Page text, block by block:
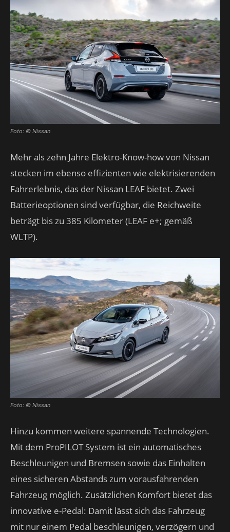
Foto: © Nissan
Mehr als zehn Jahre Elektro-Know-how von Nissan
stecken im ebenso effizienten wie elektrisierenden
Fahrerlebnis, das der Nissan LEAF bietet. Zwei
Batterieoptionen sind verfügbar, die Reichweite
beträgt bis zu 385 Kilometer (LEAF e+; gemäß
WLTP).
Foto: © Nissan
Hinzu kommen weitere spannende Technologien.
Mit dem ProPILOT System ist ein automatisches
Beschleunigen und Bremsen sowie das Einhalten
eines sicheren Abstands zum vorausfahrenden
Fahrzeug möglich. Zusätzlichen Komfort bietet das
innovative e-Pedal: Damit lässt sich das Fahrzeug
mit nur einem Pedal beschleunigen, verzögern und